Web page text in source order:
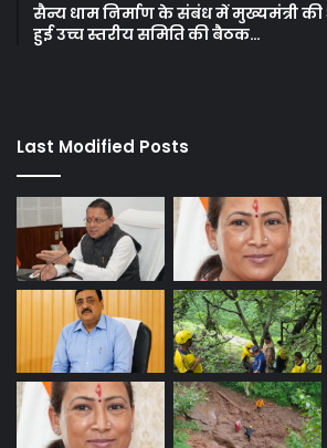
सैन्य धाम निर्माण के संबंध में मुख्यमंत्री
हुई उच्च स्तरीय समिति की बैठक…
Last Modified Posts